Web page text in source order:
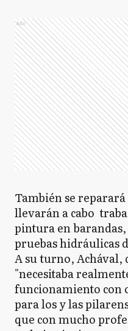
Ads
También se
llevarán a cabo
pintura en
pruebas hidráulicas
A su turno, Achával,
"necesitaba
funcionamiento con
para los y las
que con mucho